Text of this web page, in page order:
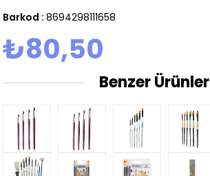
Barkod : 8694298111658
₺80,50
Benzer Ürünler